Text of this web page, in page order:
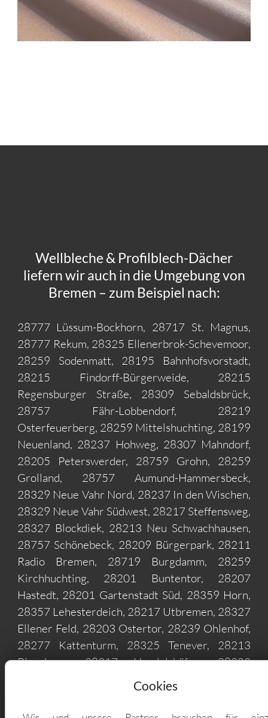
Wellbleche & Profilblech-Dächer
liefern wir auch in die Umgebung von
Bremen – zum Beispiel nach:
28777 Lüssum-Bockhorn, 28717 St. Magnus,
28777 Rekum, 28325 Ellenerbrok-Schevemoor,
28259 Sodenmatt, 28195 Bahnhofsvorstadt,
28215 Findorff-Bürgerweide, 28215
Regensburger Straße, 28309 Sebaldsbrück,
28757 Fähr-Lobbendorf, 28219
Osterfeuerberg, 28259 Mittelshuchting, 28199
Neuenland, 28237 Hohweg, 28307 Mahndorf,
28205 Peterswerder, 28759 Grohn, 28259
Grolland, 28757 Aumund-Hammersbeck,
28329 Neue Vahr Nord, 28237 In den Wischen,
28329 Neue Vahr Südwest, 28217 Steffensweg,
28327 Blockdiek, 28213 Neu Schwachhausen,
28757 Schönebeck, 28209 Bürgerpark, 28211
Radio Bremen, 28719 Burgdamm, 28259
Kirchhuchting, 28201 Buntentor, 28207
Hastedt, 28201 Gartenstadt Süd, 28359 Horn,
28357 Lehesterdeich, 28217 Utbremen, 28327
Ellener Feld, 28203 Ostertor, 28239 Ohlenhof,
28277 Kattenturm, 28325 Tenever, 28213
Riensberg, 28217 Handelshäfen, 28203
Steintor, 28279 Habenhausen, 28329
Gartenstadt Vahr, 28217 Westend, 28201
Huckelriede, 28199 Alte Neustadt, 28237
Cookies